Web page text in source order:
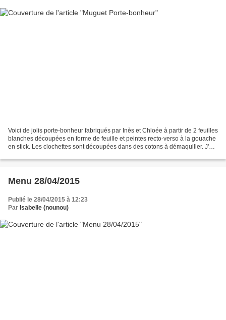
Voici de jolis porte-bonheur fabriqués par Inès et Chloée à partir de 2 feuilles
blanches découpées en forme de feuille et peintes recto-verso à la gouache
en stick. Les clochettes sont découpées dans des cotons à démaquiller. J'ai
Menu 28/04/2015
Publié le 28/04/2015 à 12:23
Par Isabelle (nounou)